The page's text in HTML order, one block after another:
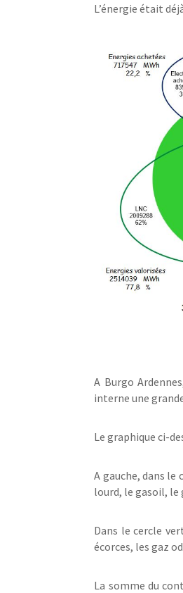
L’énergie était
A Burgo
interne une
Le graphique ci-
A gauche, dans
lourd, le gasoil, le
Dans le cercle
écorces, les gaz
La somme du